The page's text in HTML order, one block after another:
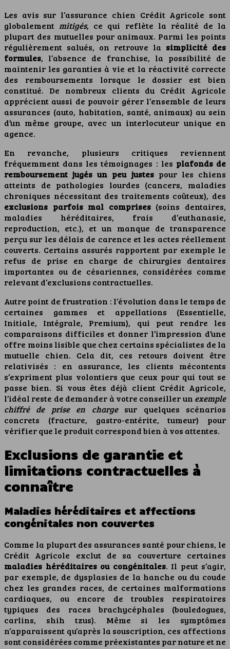
Les avis sur l’assurance chien Crédit Agricole sont
globalementmitigés, ce qui reflète la réalité de la
plupart des mutuelles pour animaux. Parmi les points
régulièrement salués, on retrouve la simplicité des
formules, l’absence de franchise, la possibilité de
maintenir les garanties à vie et la réactivité correcte
des remboursements lorsque le dossier est bien
constitué. De nombreux clients du Crédit Agricole
apprécient aussi de pouvoir gérer l’ensemble de leurs
assurances (auto, habitation, santé, animaux) au sein
d’un même groupe, avec un interlocuteur unique en
agence.
En revanche, plusieurs critiques reviennent
fréquemment dans les témoignages : les plafonds de
remboursement jugés un peu justespour les chiens
atteints de pathologies lourdes (cancers, maladies
chroniques nécessitant des traitements coûteux), des
exclusions parfois mal comprises(soins dentaires,
maladies héréditaires, frais d’euthanasie,
reproduction, etc.), et un manque de transparence
perçu sur les délais de carence et les actes réellement
couverts. Certains assurés rapportent par exemple le
refus de prise en charge de chirurgies dentaires
importantes ou de césariennes, considérées comme
relevant d’exclusions contractuelles.
Autre point de frustration : l’évolution dans le temps de
certaines gammes et appellations (Essentielle,
Initiale, Intégrale, Premium), qui peut rendre les
comparaisons difficiles et donner l’impression d’une
offre moins lisible que chez certains spécialistes de la
mutuelle chien. Cela dit, ces retours doivent être
relativisés : en assurance, les clients mécontents
s’expriment plus volontiers que ceux pour qui tout se
passe bien. Si vous êtes déjà client Crédit Agricole,
l’idéal reste de demander à votre conseiller un exemple
chiffré de prise en chargesur quelques scénarios
concrets (fracture, gastro-entérite, tumeur) pour
vérifier que le produit correspond bien à vos attentes.
Exclusions de garantie et
limitations contractuelles à
connaître
Maladies héréditaires et affections
congénitales non couvertes
Comme la plupart des assurances santé pour chiens, le
Crédit Agricole exclut de sa couverture certaines
maladies héréditaires ou congénitales. Il peut s’agir,
par exemple, de dysplasies de la hanche ou du coude
chez les grandes races, de certaines malformations
cardiaques, ou encore de troubles respiratoires
typiques des races brachycéphales (bouledogues,
carlins, shih tzus). Même si les symptômes
n’apparaissent qu’après la souscription, ces affections
sont considérées comme préexistantes par nature et ne